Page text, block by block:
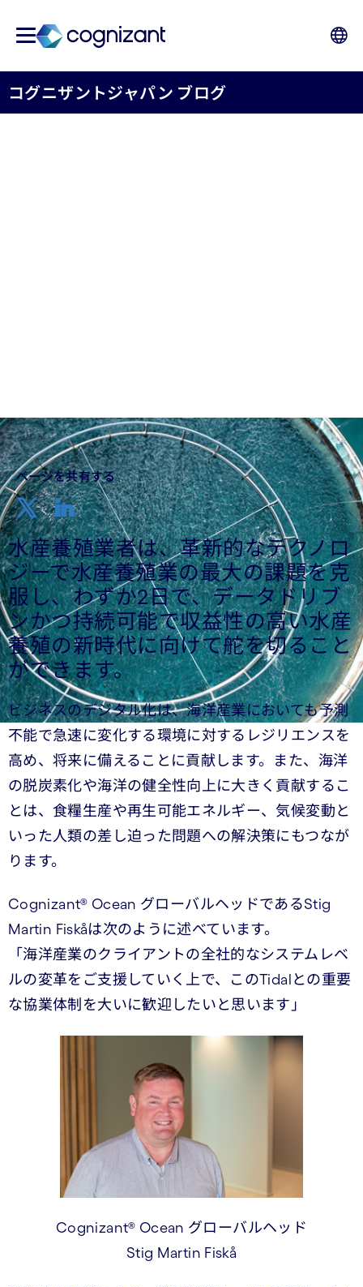
コグニザントジャパン ブログ
ページを共有する
水産養殖業者は、革新的なテクノロ
ジーで水産養殖業の最大の課題を克
服し、わずか2日で、データドリブ
ンかつ持続可能で収益性の高い水産
養殖の新時代に向けて舵を切ること
ができます。
ビジネスのデジタル化は、海洋産業においても予測
不能で急速に変化する環境に対するレジリエンスを
高め、将来に備えることに貢献します。また、海洋
の脱炭素化や海洋の健全性向上に大きく貢献するこ
とは、食糧生産や再生可能エネルギー、気候変動と
いった人類の差し迫った問題への解決策にもつなが
ります。
Cognizant® Ocean グローバルヘッドであるStig
Martin Fiskåは次のように述べています。
「海洋産業のクライアントの全社的なシステムレベ
ルの変革をご支援していく上で、このTidalとの重要
な協業体制を大いに歓迎したいと思います」
Cognizant® Ocean グローバルヘッド
Stig Martin Fiskå